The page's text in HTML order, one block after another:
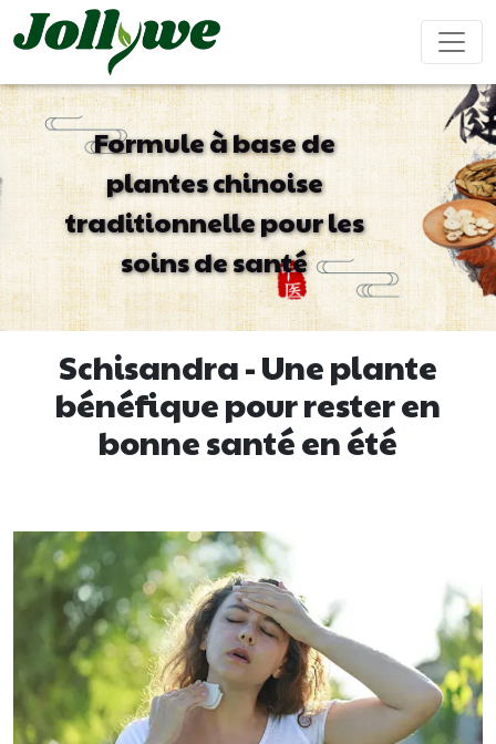
Soulagement
constipation
Supplément
perte de
poids
Complément
beauté
Renforcer
le
système
immunitaire
Ameliorer
ses
sexuel
Maladie
cardiovasculaire
Aide pour
dormir
Compléments
alimentaires
Gâteau
ejiao
Comprimés/Pilules Gélules Boisson solide
gélifiés
Formule à base de
plantes chinoise
traditionnelle pour les
soins de santé
Schisandra - Une plante
bénéfique pour rester en
bonne santé en été